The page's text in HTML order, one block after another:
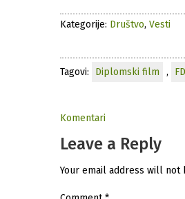
Kategorije: Društvo, Vesti
Tagovi: Diplomski film ,
Komentari
Leave a Reply
Your email address will not